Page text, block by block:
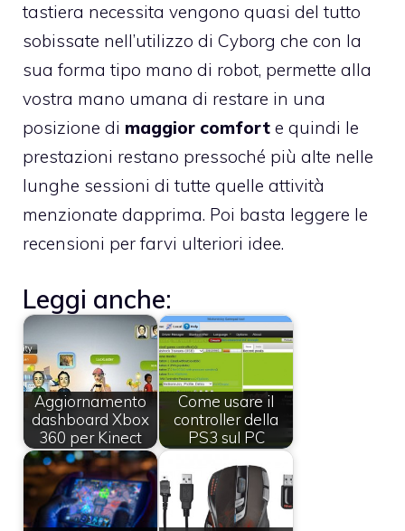
tastiera necessita vengono quasi del tutto
sobissate nell’utilizzo di Cyborg che con la
sua forma tipo mano di robot, permette alla
vostra mano umana di restare in una
posizione di maggior comfort e quindi le
prestazioni restano pressoché più alte nelle
lunghe sessioni di tutte quelle attività
menzionate dapprima. Poi basta leggere le
recensioni per farvi ulteriori idee.
Leggi anche:
Aggiornamento
dashboard Xbox
360 per Kinect
Come usare il
controller della
PS3 sul PC